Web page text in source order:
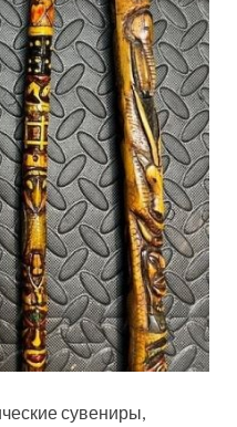
сувениры,